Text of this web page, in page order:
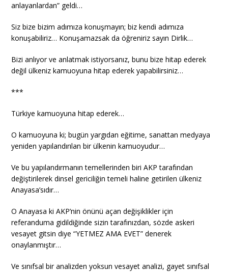
anlayanlardan” geldi…
Siz bize bizim adımıza konuşmayın; biz kendi adımıza
konuşabiliriz… Konuşamazsak da öğreniriz sayın Dirlik…
Bizi anlıyor ve anlatmak istiyorsanız, bunu bize hitap ederek
değil ülkeniz kamuoyuna hitap ederek yapabilirsiniz…
***
Türkiye kamuoyuna hitap ederek…
O kamuoyuna ki; bugün yargıdan eğitime, sanattan medyaya
yeniden yapılandırılan bir ülkenin kamuoyudur…
Ve bu yapılandırmanın temellerinden biri AKP tarafından
değiştirilerek dinsel gericiliğin temeli haline getirilen ülkeniz
Anayasa’sıdır…
O Anayasa ki AKP’nin önünü açan değişiklikler için
referanduma gidildiğinde sizin tarafınızdan, sözde askeri
vesayet gitsin diye “YETMEZ AMA EVET” denerek
onaylanmıştır…
Ve sınıfsal bir analizden yoksun vesayet analizi, gayet sınıfsal